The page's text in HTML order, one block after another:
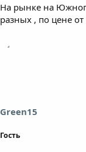
На рынке на
разных , по цене
Green15
Гость